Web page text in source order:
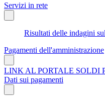
Servizi in rete
Risultati delle indagini
Pagamenti dell'amministrazione
LINK AL PORTALE SOLDI
Dati sui pagamenti